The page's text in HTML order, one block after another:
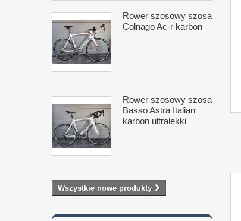
Rower szosowy szosa
Colnago Ac-r karbon
Rower szosowy szosa
Basso Astra Italian
karbon ultralekki
Wszystkie nowe produkty